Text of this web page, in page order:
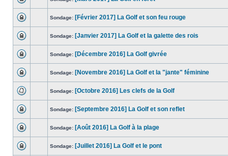
Sondage: [Février 2017] La Golf et son feu rouge
Sondage: [Janvier 2017] La Golf et la galette des rois
Sondage: [Décembre 2016] La Golf givrée
Sondage: [Novembre 2016] La Golf et la "jante" féminine
Sondage: [Octobre 2016] Les clefs de la Golf
Sondage: [Septembre 2016] La Golf et son reflet
Sondage: [Août 2016] La Golf à la plage
Sondage: [Juillet 2016] La Golf et le pont